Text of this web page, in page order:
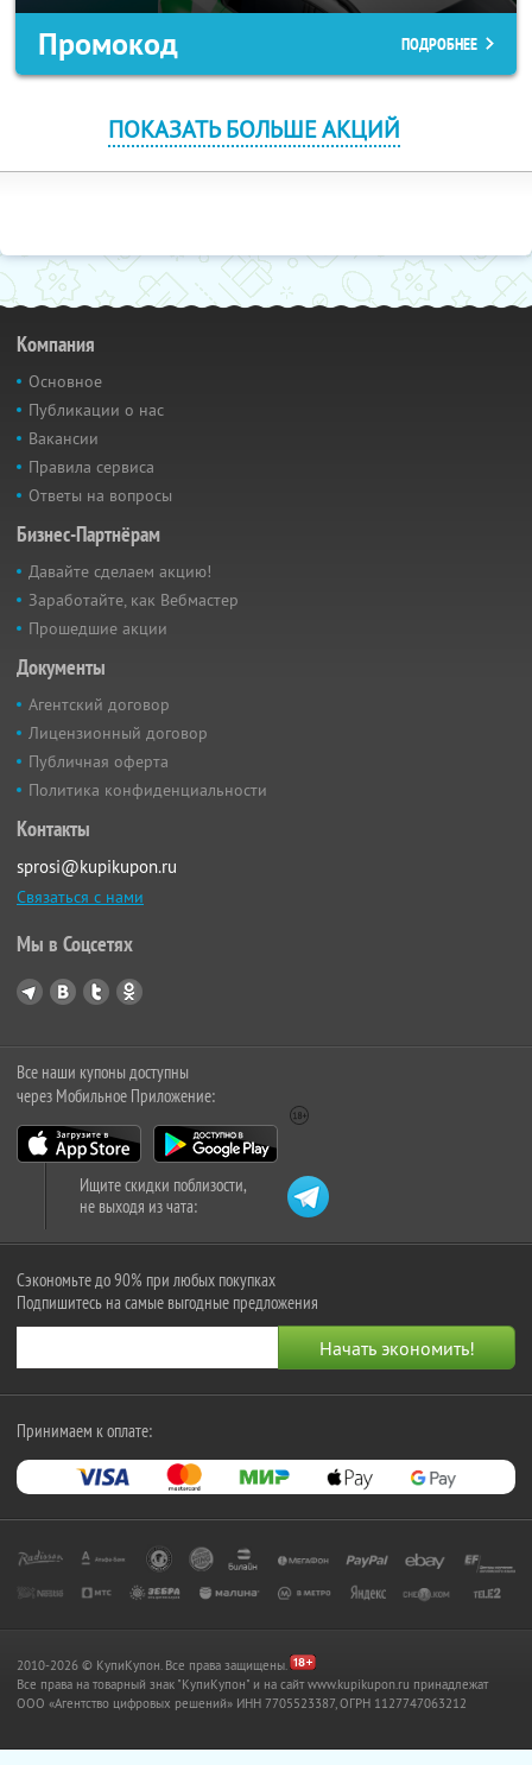
Промокод ПОДРОБНЕЕ
ПОКАЗАТЬ БОЛЬШЕ АКЦИЙ
Компания
Основное
Публикации о нас
Вакансии
Правила сервиса
Ответы на вопросы
Бизнес-Партнёрам
Давайте сделаем акцию!
Заработайте, как Вебмастер
Прошедшие акции
Документы
Агентский договор
Лицензионный договор
Публичная оферта
Политика конфиденциальности
Контакты
sprosi@kupikupon.ru
Связаться с нами
Мы в Соцсетях
Все наши купоны доступны
через Мобильное Приложение:
Ищите скидки поблизости,
не выходя из чата:
Сэкономьте до 90% при любых покупках
Подпишитесь на самые выгодные предложения
Принимаем к оплате:
2010-2026 © КупиКупон. Все права защищены.
Все права на товарный знак "КупиКупон" и на сайт www.kupikupon.ru принадлежат
OOO «Агентство цифровых решений» ИНН 7705523387, ОГРН 1127747063212